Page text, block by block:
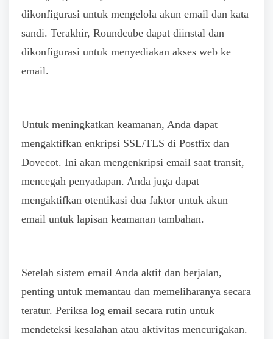
dikonfigurasi untuk mengelola akun email dan kata
sandi. Terakhir, Roundcube dapat diinstal dan
dikonfigurasi untuk menyediakan akses web ke
email.
Untuk meningkatkan keamanan, Anda dapat
mengaktifkan enkripsi SSL/TLS di Postfix dan
Dovecot. Ini akan mengenkripsi email saat transit,
mencegah penyadapan. Anda juga dapat
mengaktifkan otentikasi dua faktor untuk akun
email untuk lapisan keamanan tambahan.
Setelah sistem email Anda aktif dan berjalan,
penting untuk memantau dan memeliharanya secara
teratur. Periksa log email secara rutin untuk
mendeteksi kesalahan atau aktivitas mencurigakan.